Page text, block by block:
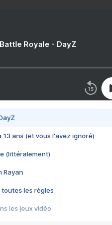
Royale - DayZ
13 ans (et vous l'avez ignoré)
(littéralement)
Rayan
toutes les règles
les jeux vidéo